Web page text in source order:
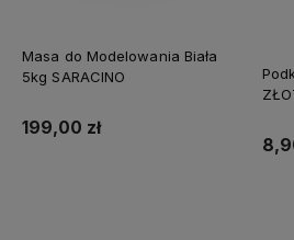
Masa do Modelowania Biała
5kg SARACINO
199,00 zł